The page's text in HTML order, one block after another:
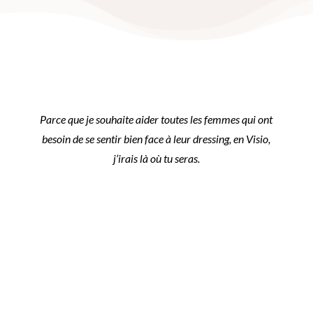
Parce que je souhaite aider toutes les femmes qui ont
besoin de se sentir bien face à leur dressing, en Visio,
j’irais là où tu seras.